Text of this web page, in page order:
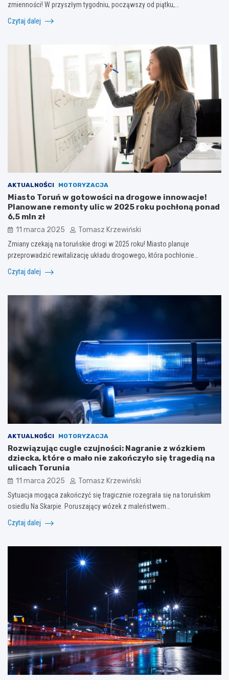
zmienności! W przyszłym tygodniu, począwszy od piątku,…
Czytaj dalej
AKTUALNOŚCI MOTORYZACJA
Miasto Toruń w gotowości na drogowe innowacje!
Planowane remonty ulic w 2025 roku pochłoną ponad
6,5 mln zł
11 marca 2025 Tomasz Krzewiński
Zmiany czekają na toruńskie drogi w 2025 roku! Miasto planuje
przeprowadzić rewitalizację układu drogowego, która pochłonie…
Czytaj dalej
AKTUALNOŚCI MOTORYZACJA
Rozwiązując cugle czujności: Nagranie z wózkiem
dziecka, które o mało nie zakończyło się tragedią na
ulicach Torunia
11 marca 2025 Tomasz Krzewiński
Sytuacja mogąca zakończyć się tragicznie rozegrała się na toruńskim
osiedlu Na Skarpie. Poruszający wózek z maleństwem…
Czytaj dalej